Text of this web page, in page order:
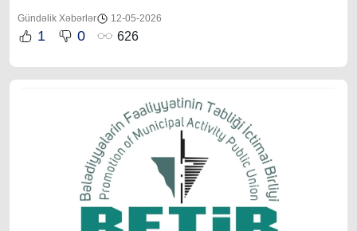
Gündəlik Xəbərlər 12-05-2026
1 0 626